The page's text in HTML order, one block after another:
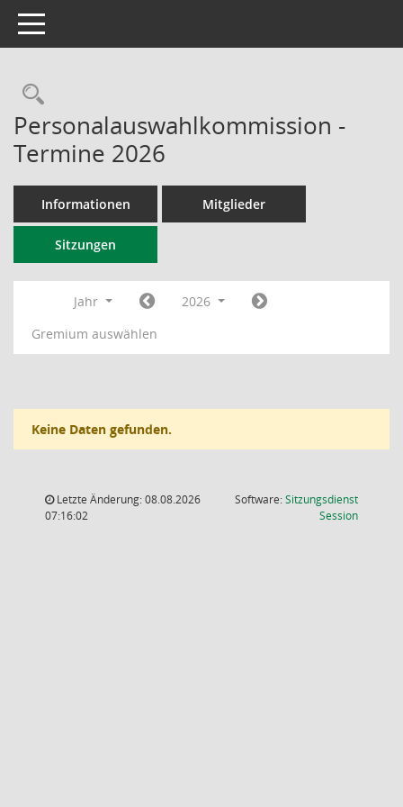
Toggle navigation
Rechercheauswahl
Personalauswahlkommission -
Termine 2026
Informationen Mitglieder
Sitzungen
Jahr
2026
Gremium auswählen
Keine Daten gefunden.
Letzte Änderung: 08.08.2026
07:16:02
Software:Sitzungsdienst
Session(Wird in